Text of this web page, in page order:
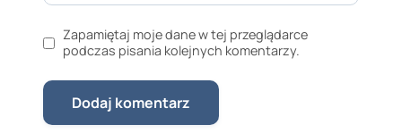
Zapamiętaj moje dane w tej przeglądarce
podczas pisania kolejnych komentarzy.